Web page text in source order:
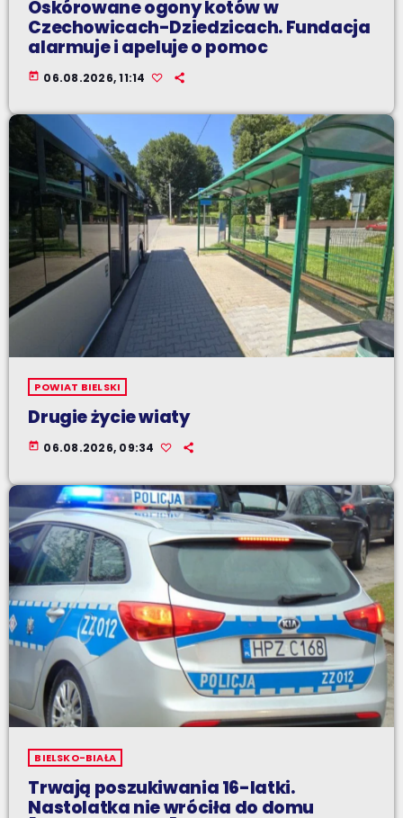
Oskórowane ogony kotów w
Czechowicach-Dziedzicach. Fundacja
alarmuje i apeluje o pomoc
today 06.08.2026, 11:14
POWIAT BIELSKI
Drugie życie wiaty
today 06.08.2026, 09:34
BIELSKO-BIAŁA
Trwają poszukiwania 16-latki.
Nastolatka nie wróciła do domu